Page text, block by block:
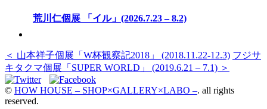
荒川仁個展 「イル」(2026.7.23 – 8.2)
＜ 山本祥子個展「W杯観察記2018」 (2018.11.22-12.3) フジサ
キタクマ個展「SUPER WORLD」 (2019.6.21 – 7.1) ＞
© HOW HOUSE – SHOP×GALLERY×LABO –. all rights
reserved.